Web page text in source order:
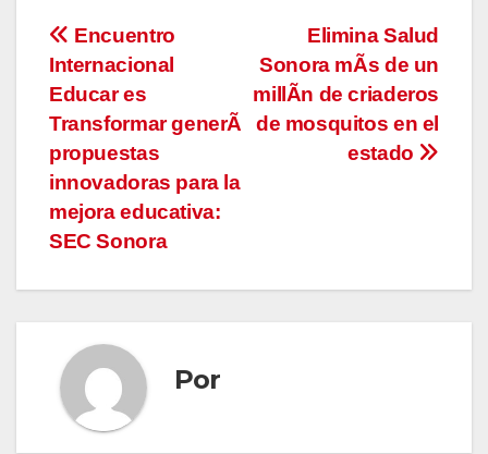
Navegación
de
entradas
Elimina Salud
Sonora mÃs de un
millÃn de criaderos
de mosquitos en el
estado
Encuentro
Internacional
Educar es
Transformar generÃ
propuestas
innovadoras para la
mejora educativa:
SEC Sonora
Por